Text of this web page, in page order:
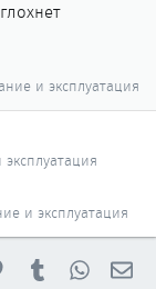
и эксплуатация
и эксплуатация
PinterestTumblr